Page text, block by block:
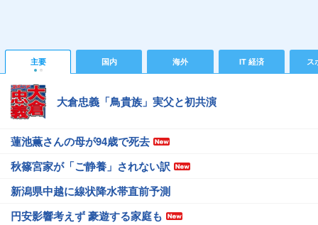
主要 国内 海外 IT 経済 ス
大倉忠義「鳥貴族」実父と初共演
蓮池薫さんの母が94歳で死去
秋篠宮家が「ご静養」されない訳
新潟県中越に線状降水帯直前予測
円安影響考えず 豪遊する家庭も